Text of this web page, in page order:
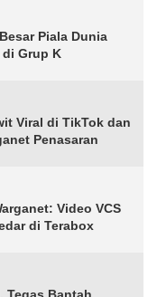
Piala Dunia
di Grup K
Viral di TikTok dan
Penasaran
Video VCS
di Terabox